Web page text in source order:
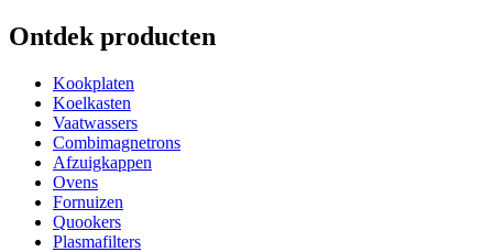
Ontdek producten
Kookplaten
Koelkasten
Vaatwassers
Combimagnetrons
Afzuigkappen
Ovens
Fornuizen
Quookers
Plasmafilters